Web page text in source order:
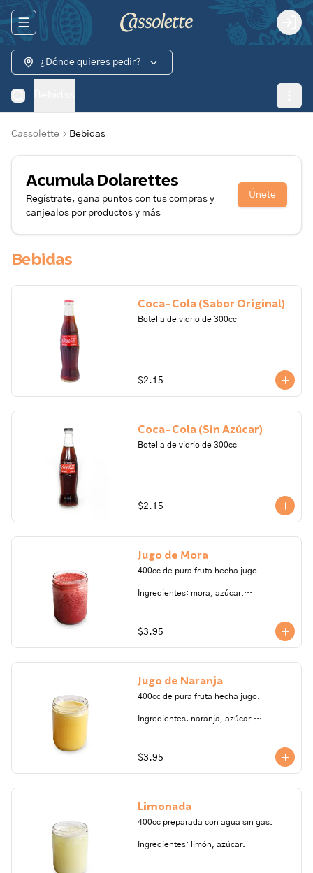
Abrir menu de navegación Login
¿Dónde quieres pedir?
Cassolette Bebidas
AcumulaDolarettes
Regístrate, gana puntos con tus compras y
canjealos por productos y más
Únete
Bebidas
Coca-Cola (Sabor Original)
Botella de vidrio de 300cc
$2.15
Coca-Cola (Sin Azúcar)
Botella de vidrio de 300cc
$2.15
Jugo de Mora
400cc de pura fruta hecha jugo.
Ingredientes: mora, azúcar.
contener trazas de: frutos secos,
gluten, huevo, lactosa, leche, maní,
marisco, mostaza, pescado, soya,
$3.95
Jugo de Naranja
400cc de pura fruta hecha jugo.
Ingredientes: naranja, azúcar.
contener trazas de: frutos secos,
gluten, huevo, lactosa, leche, maní,
marisco, mostaza, pescado, soya,
$3.95
Limonada
400cc preparada con agua sin gas.
Ingredientes: limón, azúcar.